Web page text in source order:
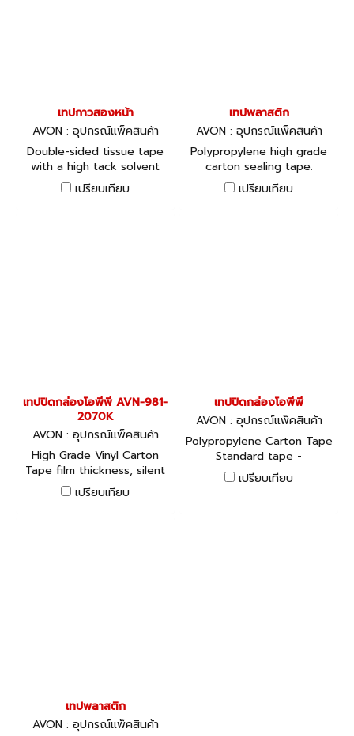
เทปกาวสองหน้า
AVON : อุปกรณ์แพ็คสินค้า
Double-sided tissue tape
with a high tack solvent
acrylic adhesive.
เปรียบเทียบ
เทปพลาสติก
AVON : อุปกรณ์แพ็คสินค้า
Polypropylene high grade
carton sealing tape.
เปรียบเทียบ
เทปปิดกล่องโอพีพี AVN-981-
2070K
AVON : อุปกรณ์แพ็คสินค้า
High Grade Vinyl Carton
Tape film thickness, silent
and slow release.
เปรียบเทียบ
เทปปิดกล่องโอพีพี
AVON : อุปกรณ์แพ็คสินค้า
Polypropylene Carton Tape
Standard tape -
competitively priced,
widely used in all sorts of
เปรียบเทียบ
เทปพลาสติก
AVON : อุปกรณ์แพ็คสินค้า